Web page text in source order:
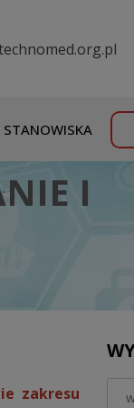
STANOWISKA
I
zakresu